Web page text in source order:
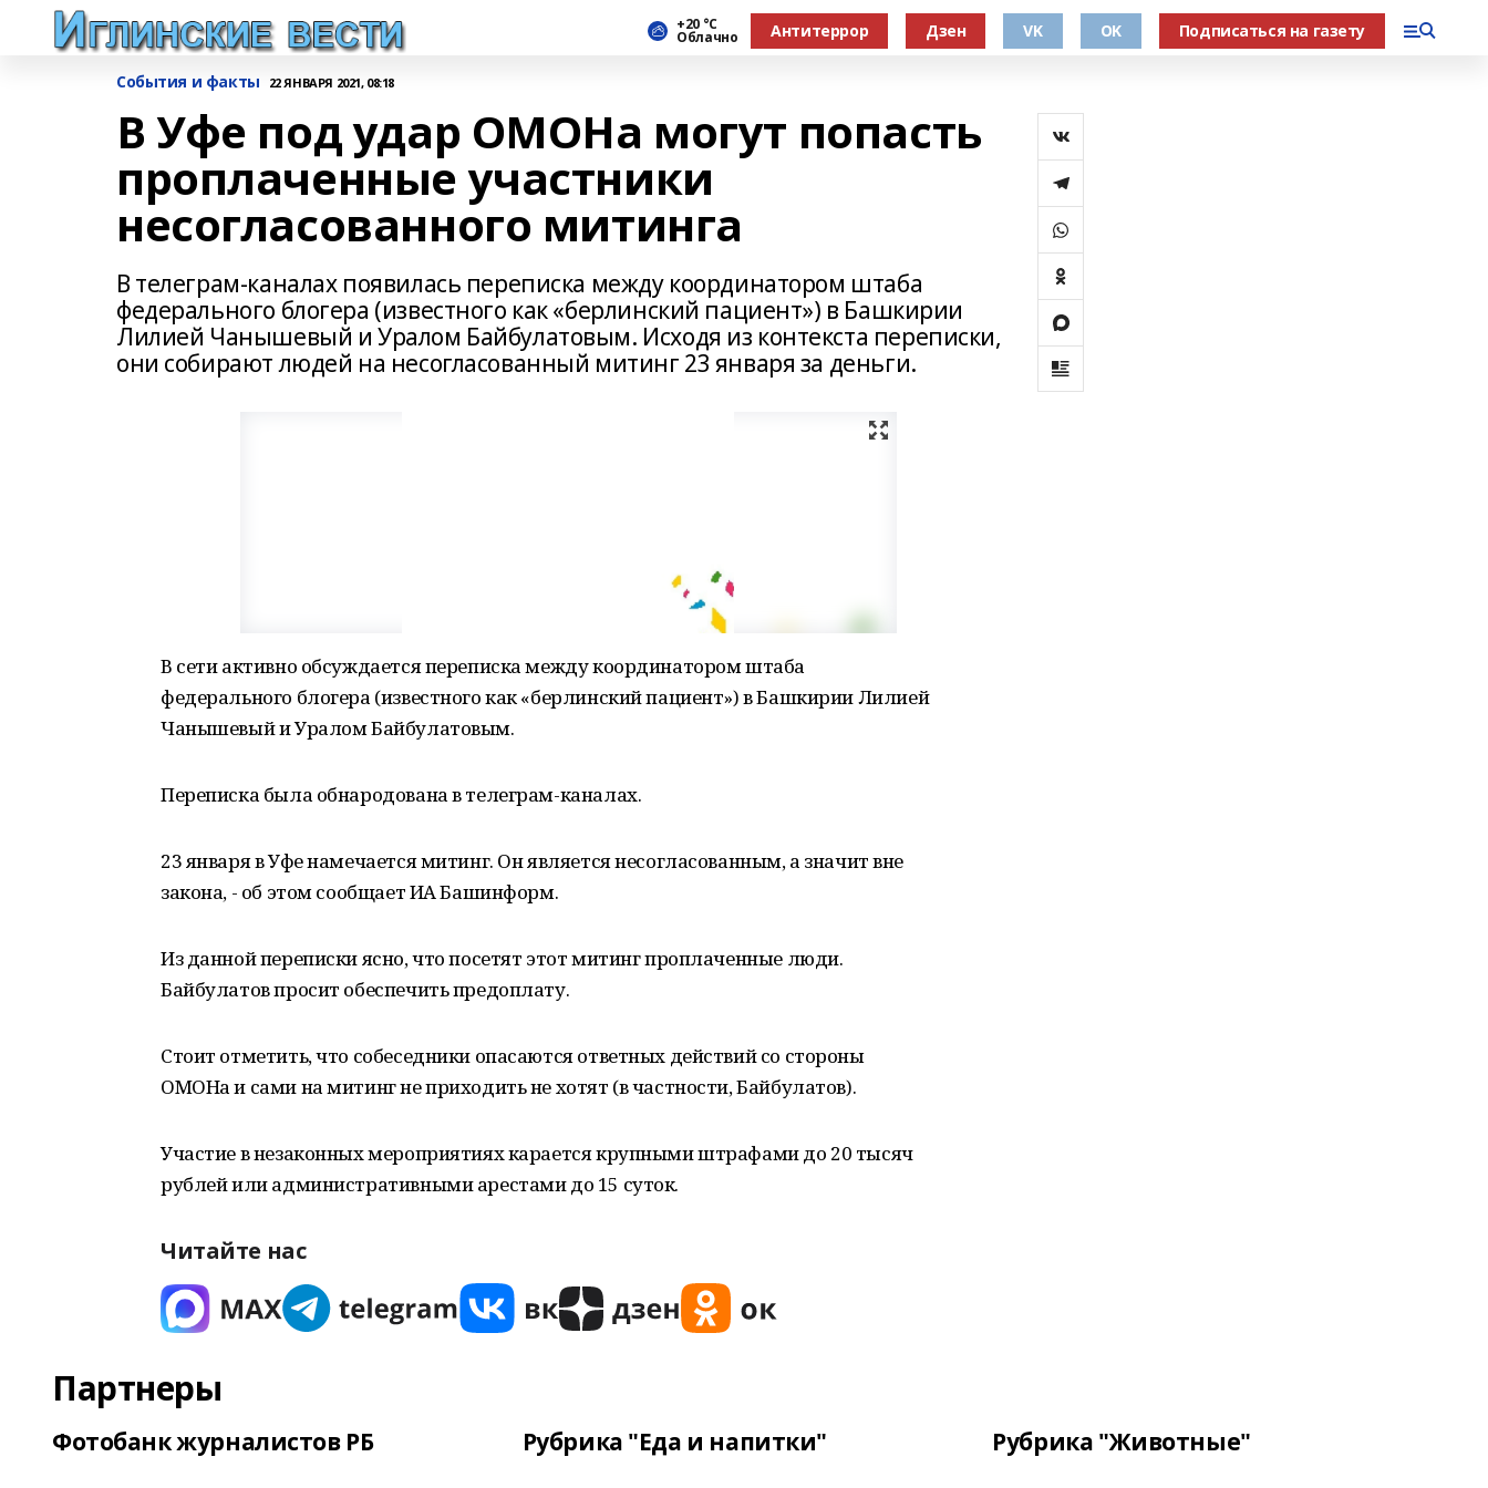
+20 °С
Облачно Антитеррор Дзен VK OK Подписаться на газету
События и факты 22 ЯНВАРЯ 2021, 08:18
В Уфе под удар ОМОНа могут попасть
проплаченные участники
несогласованного митинга
В телеграм-каналах появилась переписка между координатором штаба
федерального блогера (известного как «берлинский пациент») в Башкирии
Лилией Чанышевый и Уралом Байбулатовым. Исходя из контекста переписки,
они собирают людей на несогласованный митинг 23 января за деньги.
В сети активно обсуждается переписка между координатором штаба
федерального блогера (известного как «берлинский пациент») в Башкирии Лилией
Чанышевый и Уралом Байбулатовым.
Переписка была обнародована в телеграм-каналах.
23 января в Уфе намечается митинг. Он является несогласованным, а значит вне
закона, - об этом сообщает ИА Башинформ.
Из данной переписки ясно, что посетят этот митинг проплаченные люди.
Байбулатов просит обеспечить предоплату.
Стоит отметить, что собеседники опасаются ответных действий со стороны
ОМОНа и сами на митинг не приходить не хотят (в частности, Байбулатов).
Участие в незаконных мероприятиях карается крупными штрафами до 20 тысяч
рублей или административными арестами до 15 суток.
Читайте нас
Партнеры
Фотобанк журналистов РБ Рубрика "Еда и напитки" Рубрика "Животные"